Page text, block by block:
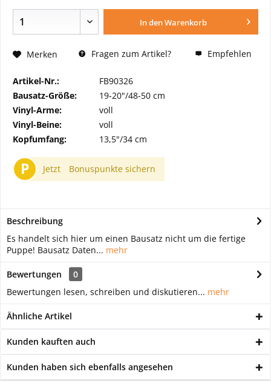
In denWarenkorb
Merken Fragen zum Artikel? Empfehlen
Artikel-Nr.:
FB90326
Bausatz-Größe:
19-20"/48-50 cm
Vinyl-Arme:
voll
Vinyl-Beine:
voll
Kopfumfang:
13,5"/34 cm
P Jetzt Bonuspunkte sichern
Beschreibung
Es handelt sich hier um einen Bausatz nicht um die fertige
Puppe! Bausatz Daten... mehr
Bewertungen
0
Bewertungen lesen, schreiben und diskutieren... mehr
Ähnliche Artikel
Kunden kauften auch
Kunden haben sich ebenfalls angesehen